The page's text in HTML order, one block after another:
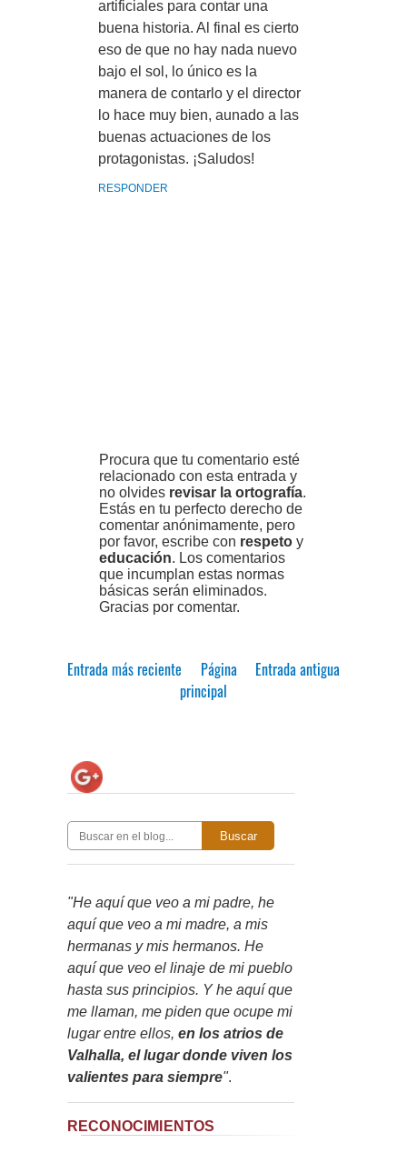
artificiales para contar una
buena historia. Al final es cierto
eso de que no hay nada nuevo
bajo el sol, lo único es la
manera de contarlo y el director
lo hace muy bien, aunado a las
buenas actuaciones de los
protagonistas. ¡Saludos!
RESPONDER
Procura que tu comentario esté
relacionado con esta entrada y
no olvides revisar la ortografía.
Estás en tu perfecto derecho de
comentar anónimamente, pero
por favor, escribe con respeto y
educación. Los comentarios
que incumplan estas normas
básicas serán eliminados.
Gracias por comentar.
Entrada más reciente Entrada antigua
Página
principal
Buscar
"He aquí que veo a mi padre, he
aquí que veo a mi madre, a mis
hermanas y mis hermanos. He
aquí que veo el linaje de mi pueblo
hasta sus principios. Y he aquí que
me llaman, me piden que ocupe mi
lugar entre ellos, en los atrios de
Valhalla, el lugar donde viven los
valientes para siempre".
RECONOCIMIENTOS